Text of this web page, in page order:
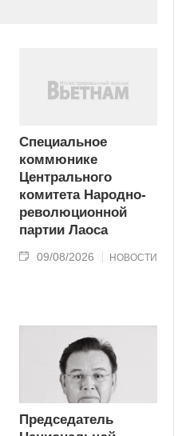
Специальное
коммюнике
Центрального
комитета Народно-
революционной
партии Лаоса
09/08/2026 НОВОСТИ
Председатель